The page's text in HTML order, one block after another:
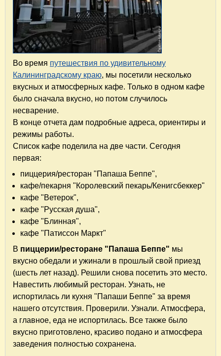
Во время путешествия по удивительному
Калининградскому краю, мы посетили несколько
вкусных и атмосферных кафе. Только в одном кафе
было сначала вкусно, но потом случилось
несварение.
В конце отчета дам подробные адреса, ориентиры и
режимы работы.
Список кафе поделила на две части. Сегодня
первая:
пиццерия/ресторан "Папаша Беппе",
кафе/пекарня "Королевский пекарь/Кенигсбеккер"
кафе "Ветерок",
кафе "Русская душа",
кафе "Блинная",
кафе "Патиссон Маркт"
В пиццерии/ресторане "Папаша Беппе" мы
вкусно обедали и ужинали в прошлый свой приезд
(шесть лет назад). Решили снова посетить это место.
Навестить любимый ресторан. Узнать, не
испортилась ли кухня "Папаши Беппе" за время
нашего отсутствия. Проверили. Узнали. Атмосфера,
а главное, еда не испортилась. Все также было
вкусно приготовлено, красиво подано и атмосфера
заведения полностью сохранена.